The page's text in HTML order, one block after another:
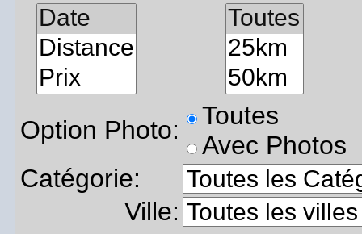
Option Photo:
Toutes
Avec Photos
Catégorie:
Ville: